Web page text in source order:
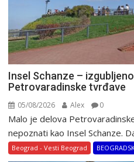
Insel Schanze –
Petrovaradinske tvrđave
05/08/2026 Alex 0
Malo je delova
nepoznati kao Insel Schanze.
Beograd - Vesti Beograd